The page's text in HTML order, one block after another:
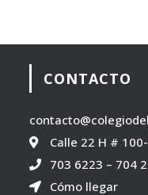
CONTACTO
Calle 22 H #
703 6223 – 704
Cómo llegar